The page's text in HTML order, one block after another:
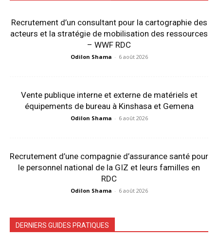
Recrutement d’un consultant pour la cartographie des
acteurs et la stratégie de mobilisation des ressources
– WWF RDC
Odilon Shama - 6 août 2026
Vente publique interne et externe de matériels et
équipements de bureau à Kinshasa et Gemena
Odilon Shama - 6 août 2026
Recrutement d’une compagnie d’assurance santé pour
le personnel national de la GIZ et leurs familles en
RDC
Odilon Shama - 6 août 2026
DERNIERS GUIDES PRATIQUES